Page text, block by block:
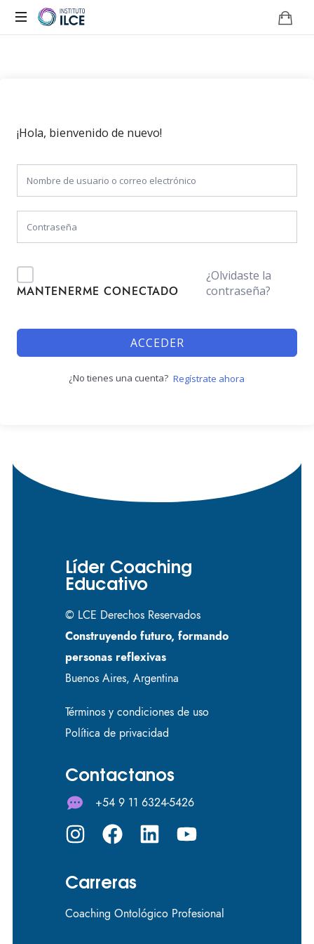
¡Hola, bienvenido de nuevo!
MANTENERME CONECTADO
¿Olvidaste la
contraseña?
ACCEDER
¿No tienes una cuenta? Regístrate ahora
Líder Coaching
Educativo
© LCE Derechos Reservados
Construyendo futuro, formando
personas reflexivas
Buenos Aires, Argentina
Términos y condiciones de uso
Política de privacidad
Contactanos
+54 9 11 6324-5426
Carreras
Coaching Ontológico Profesional